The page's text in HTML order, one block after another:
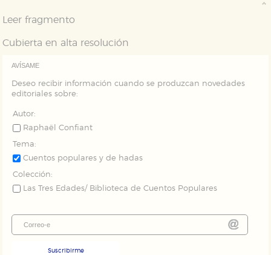
Leer fragmento
Cubierta en alta resolución
AVÍSAME
Deseo recibir información cuando se produzcan novedades
editoriales sobre:
Autor:
Raphaël Confiant
Tema:
Cuentos populares y de hadas
Colección:
Las Tres Edades/ Biblioteca de Cuentos Populares
Suscribirme
tanto, es anónima.
Cookies de publicidad y redes sociales
publicitarios y se utilizan para mostrar publicidad
almacenan directamente información personal sino
que se basan en la identificación única de su
navegador y dispositivo de internet.
GUARDAR CONFIGURACIÓN